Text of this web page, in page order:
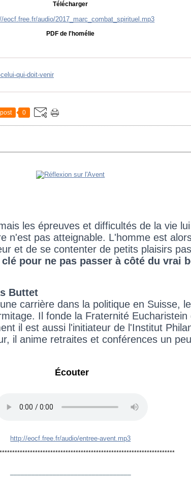
Télécharger
eocf.free.fr/audio/2017_marc_combat_spirituel.mp3
PDF de l'homélie
qui-doit-venir
0
les épreuves et difficultés de la vie
n'est pas atteignable. L'homme est
et de se contenter de petits plaisirs
clé pour ne pas passer à côté du vrai
Buttet
carrière dans la politique en Suisse,
Il fonde la Fraternité
il est aussi l'initiateur de l'Institut
il anime retraites et conférences un
Écouter
http://eocf.free.fr/audio/entree-avent.mp3